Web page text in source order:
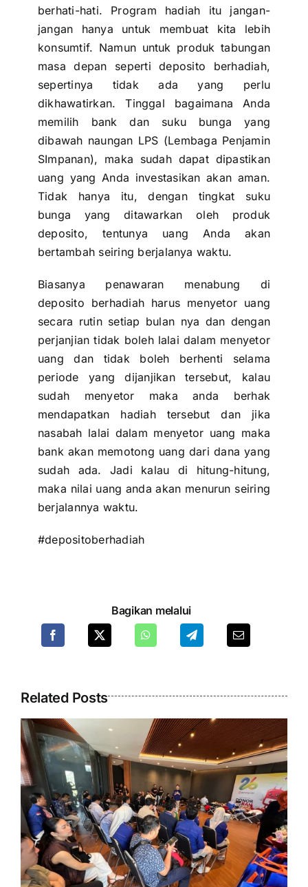
berhati-hati. Program hadiah itu jangan-
jangan hanya untuk membuat kita lebih
konsumtif. Namun untuk produktabungan
masa depan sepertideposito berhadiah,
sepertinya tidak ada yang perlu
dikhawatirkan. Tinggal bagaimana Anda
memilih bank dan suku bunga yang
dibawah naungan LPS (Lembaga Penjamin
SImpanan), maka sudah dapat dipastikan
uang yang Anda investasikan akan aman.
Tidak hanya itu, dengan tingkat suku
bunga yang ditawarkan oleh produk
deposito, tentunya uang Anda akan
bertambah seiring berjalanya waktu.
Biasanya penawaran menabung di
deposito berhadiah harus menyetor uang
secara rutin setiap bulan nya dan dengan
perjanjian tidak boleh lalai dalam menyetor
uang dan tidak boleh berhenti selama
periode yang dijanjikan tersebut, kalau
sudah menyetor maka anda berhak
mendapatkan hadiah tersebut dan jika
nasabah lalai dalam menyetor uang maka
bank akan memotong uang dari dana yang
sudah ada. Jadi kalau di hitung-hitung,
maka nilai uang anda akan menurun seiring
berjalannya waktu.
#depositoberhadiah
Bagikan melalui
Related Posts